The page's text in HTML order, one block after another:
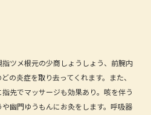
指ツメ根元の少商しょうしょう、前腕内
の炎症を取り去ってくれます。また、
先でマッサージも効果あり。咳を伴う
幽門ゆうもんにお灸をします。呼吸器